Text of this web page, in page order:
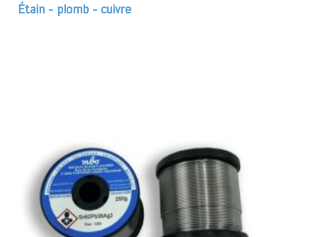
Étain - plomb - cuivre